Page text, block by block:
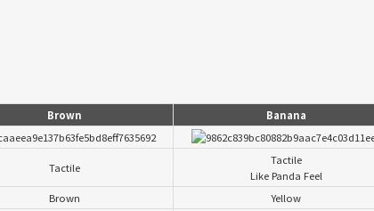
Brown
Banana
Tactile
Tactile
Like Panda Feel
Brown
Yellow